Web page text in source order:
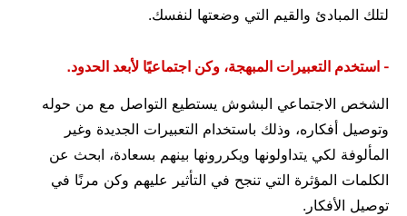
لتلك المبادئ والقيم التي وضعتها لنفسك.
- اﺳﺘﺨﺪم اﻟﺘﻌﺒﻴﺮات المبهجة، وكن اجتماعيًا لأبعد الحدود.
الشخص الاجتماعي اﻟﺒﺸﻮش ﻳﺴﺘﻄﻴﻊ التواصل مع من حوله
وتوصيل أفكاره، وذﻟﻚ باستخدام اﻟﺘﻌﺒﻴﺮات الجديدة وﻏﻴﺮ
اﻟﻤﺄﻟﻮﻓﺔ لكي يتداولونها وﻳﻜﺮروﻧﻬﺎ ﺑﻴﻨﻬﻢ ﺑﺴﻌﺎدة، اﺑﺤﺚ ﻋﻦ
الكلمات المؤثرة التي تنجح ﻓﻲ اﻟﺘﺄﺛﻴﺮ عليهم وكن مرنًا في
توصيل الأفكار.